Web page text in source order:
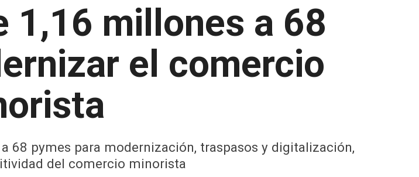
1,16 millones a 68
el comercio
68 pymes para modernización, traspasos y digitalización,
del comercio minorista